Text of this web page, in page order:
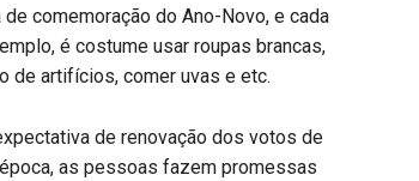
comemoração do Ano-Novo, e cada
é costume usar roupas brancas,
de artifícios, comer uvas e etc.
de renovação dos votos de
as pessoas fazem promessas